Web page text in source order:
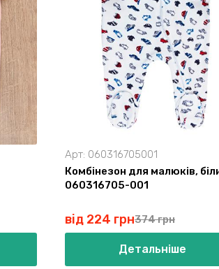
Арт: 060316705001
Комбінезон для малюків,
060316705-001
від 224 грн374 грн
Детальніше